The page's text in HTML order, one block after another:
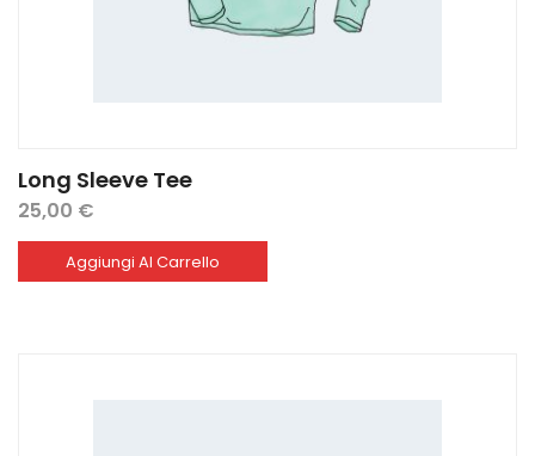
Long Sleeve Tee
25,00 €
Aggiungi Al Carrello